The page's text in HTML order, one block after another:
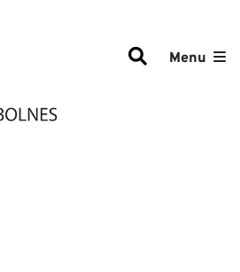
Menu